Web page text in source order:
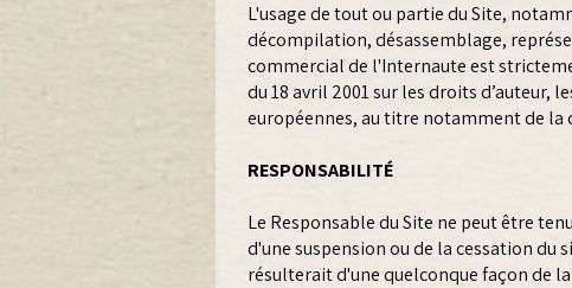
L'usage de tout ou partie du Site,
décompilation, désassemblage,
commercial de l'Internaute est
du 18 avril 2001 sur les droits d’auteur,
européennes, au titre notamment de
RESPONSABILITÉ
Le Responsable du Site ne peut être
d'une suspension ou de la cessation
résulterait d'une quelconque façon de